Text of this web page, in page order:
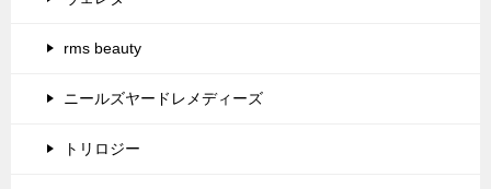
rms beauty
ニールズヤードレメディーズ
トリロジー